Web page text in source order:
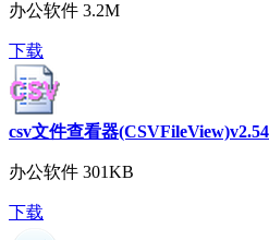
办公软件 3.2M
下载
csv文件查看器
办公软件 301KB
下载